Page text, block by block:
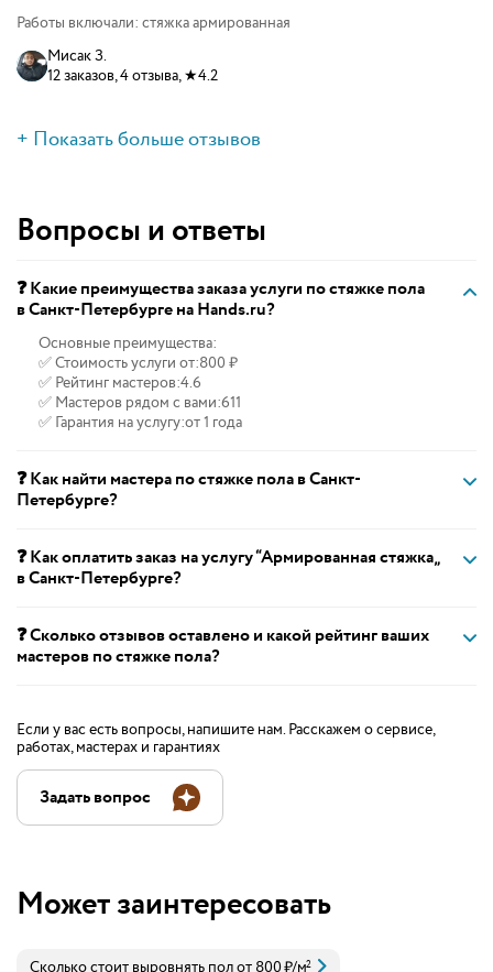
Работы включали: стяжка армированная
Мисак З.
12 заказов, 4 отзыва, ★4.2
+ Показать больше отзывов
Вопросы и ответы
❓ Какие преимущества заказа услуги по стяжке пола
в Санкт-Петербурге на Hands.ru?
Основные преимущества:
✅ Стоимость услуги от:800 ₽
✅ Рейтинг мастеров:4.6
✅ Мастеров рядом с вами:611
✅ Гарантия на услугу:от 1 года
❓ Как найти мастера по стяжке пола в Санкт-
Петербурге?
❓ Как оплатить заказ на услугу “Армированная стяжка„
в Санкт-Петербурге?
❓ Сколько отзывов оставлено и какой рейтинг ваших
мастеров по стяжке пола?
Если у вас есть вопросы, напишите нам. Расскажем о сервисе,
работах, мастерах и гарантиях
Задать вопрос
Может заинтересовать
Сколько стоит выровнять полот 800₽/м2